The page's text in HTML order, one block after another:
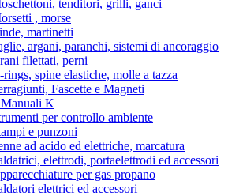
tenditori, grilli, ganci
, morse
martinetti
argani, paranchi, sistemi di ancoraggio
filettati, perni
rings, spine elastiche, molle a tazza
Fascette e Magneti
K
per controllo ambiente
e punzoni
ad acido ed elettriche, marcatura
elettrodi, portaelettrodi ed accessori
per gas propano
elettrici ed accessori